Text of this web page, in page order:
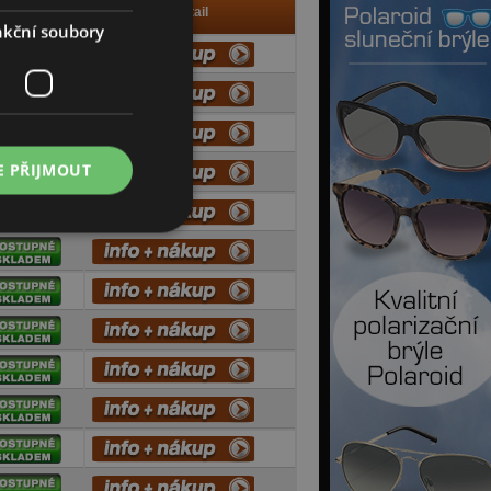
Info Detail
soubory
PŘIJMOUT